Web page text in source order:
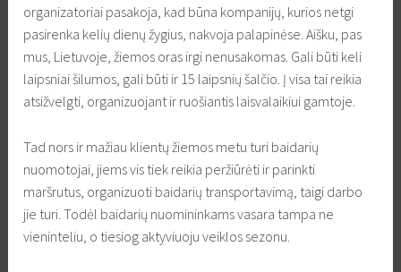
organizatoriai pasakoja, kad būna kompanijų, kurios netgi
pasirenka kelių dienų žygius, nakvoja palapinėse. Aišku, pas
mus, Lietuvoje, žiemos oras irgi nenusakomas. Gali būti keli
laipsniai šilumos, gali būti ir 15 laipsnių šalčio. Į visa tai reikia
atsižvelgti, organizuojant ir ruošiantis laisvalaikiui gamtoje.
Tad nors ir mažiau klientų žiemos metu turi baidarių
nuomotojai, jiems vis tiek reikia peržiūrėti ir parinkti
maršrutus, organizuoti baidarių transportavimą, taigi darbo
jie turi. Todėl baidarių nuomininkams vasara tampa ne
vieninteliu, o tiesiog aktyviuoju veiklos sezonu.